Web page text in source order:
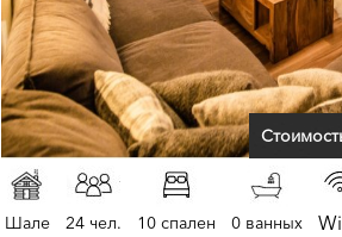
Шале 24 чел. 10 спален 0 ванных